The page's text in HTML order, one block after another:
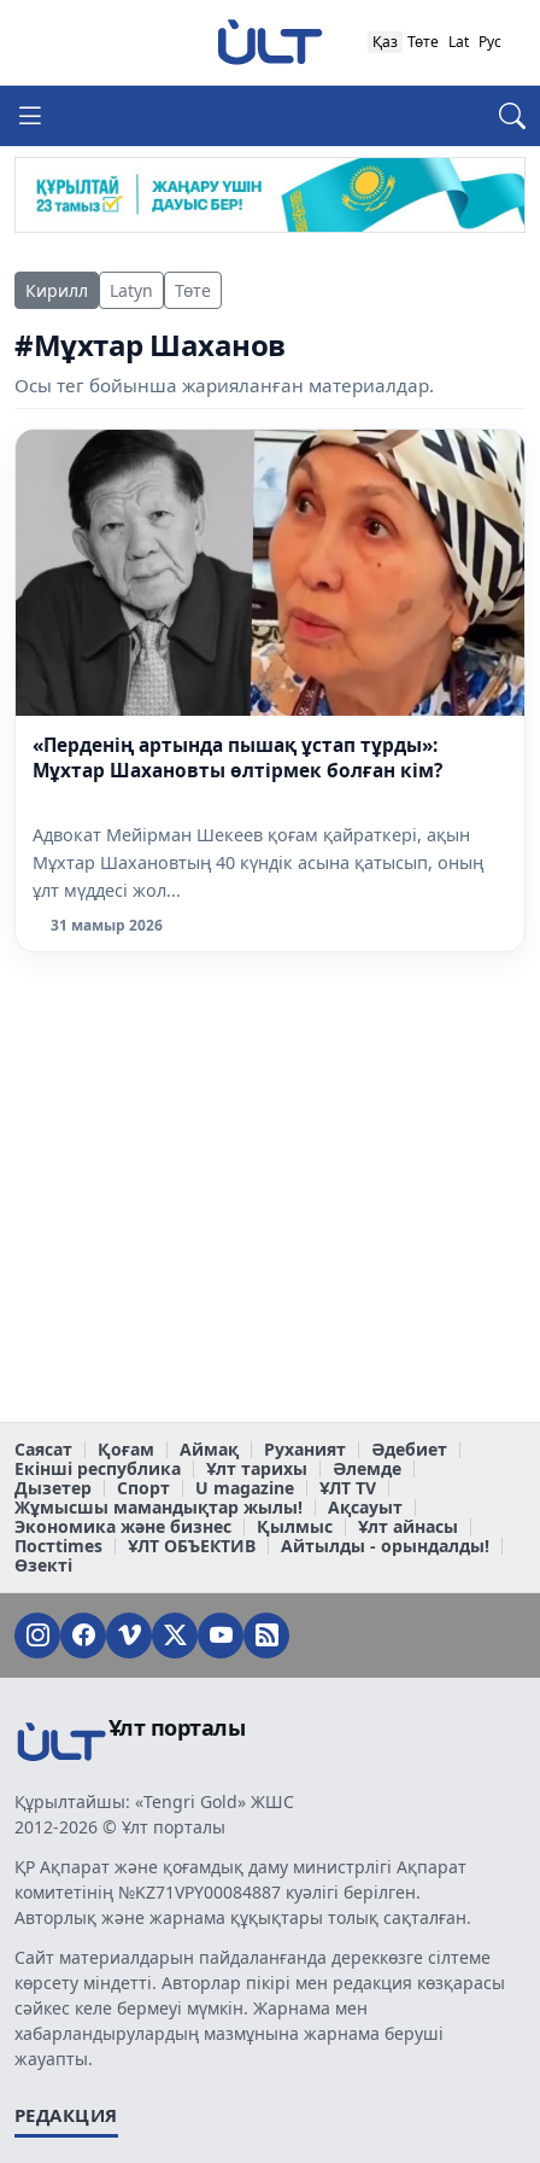
Қаз Төте Lat Рус
Кирилл Latyn Төте
#Мұхтар Шаханов
Осы тег бойынша жарияланған материалдар.
«Перденің артында пышақ ұстап тұрды»:
Мұхтар Шахановты өлтірмек болған кім?
Адвокат Мейірман Шекеев қоғам қайраткері, ақын
Мұхтар Шахановтың 40 күндік асына қатысып, оның
ұлт мүддесі жол...
31 мамыр 2026
Саясат Қоғам Аймақ Руханият
Әдебиет
Екінші республика
Ұлт тарихы
Әлемде
Дызетер
Спорт U magazine
ҰЛТ TV
Жұмысшы мамандықтар жылы!
Ақсауыт
Экономика және бизнес
Қылмыс
Ұлт айнасы
Постtimes
ҰЛТ ОБЪЕКТИВ
Айтылды - орындалды!
Өзекті
Ұлт порталы
Құрылтайшы: «Tengri Gold» ЖШС
2012-2026 © Ұлт порталы
ҚР Ақпарат және қоғамдық даму министрлігі Ақпарат
комитетінің №KZ71VPY00084887 куәлігі берілген.
Авторлық және жарнама құқықтары толық сақталған.
Сайт материалдарын пайдаланғанда дереккөзге сілтеме
көрсету міндетті. Авторлар пікірі мен редакция көзқарасы
сәйкес келе бермеуі мүмкін. Жарнама мен
хабарландырулардың мазмұнына жарнама беруші
жауапты.
РЕДАКЦИЯ